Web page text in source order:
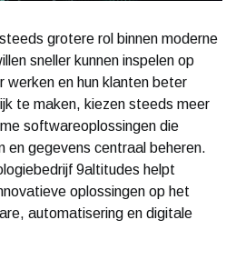
grotere rol binnen moderne
sneller kunnen inspelen op
werken en hun klanten beter
te maken, kiezen steeds meer
softwareoplossingen die
en gegevens centraal beheren.
9altitudes helpt
oplossingen op het
automatisering en digitale